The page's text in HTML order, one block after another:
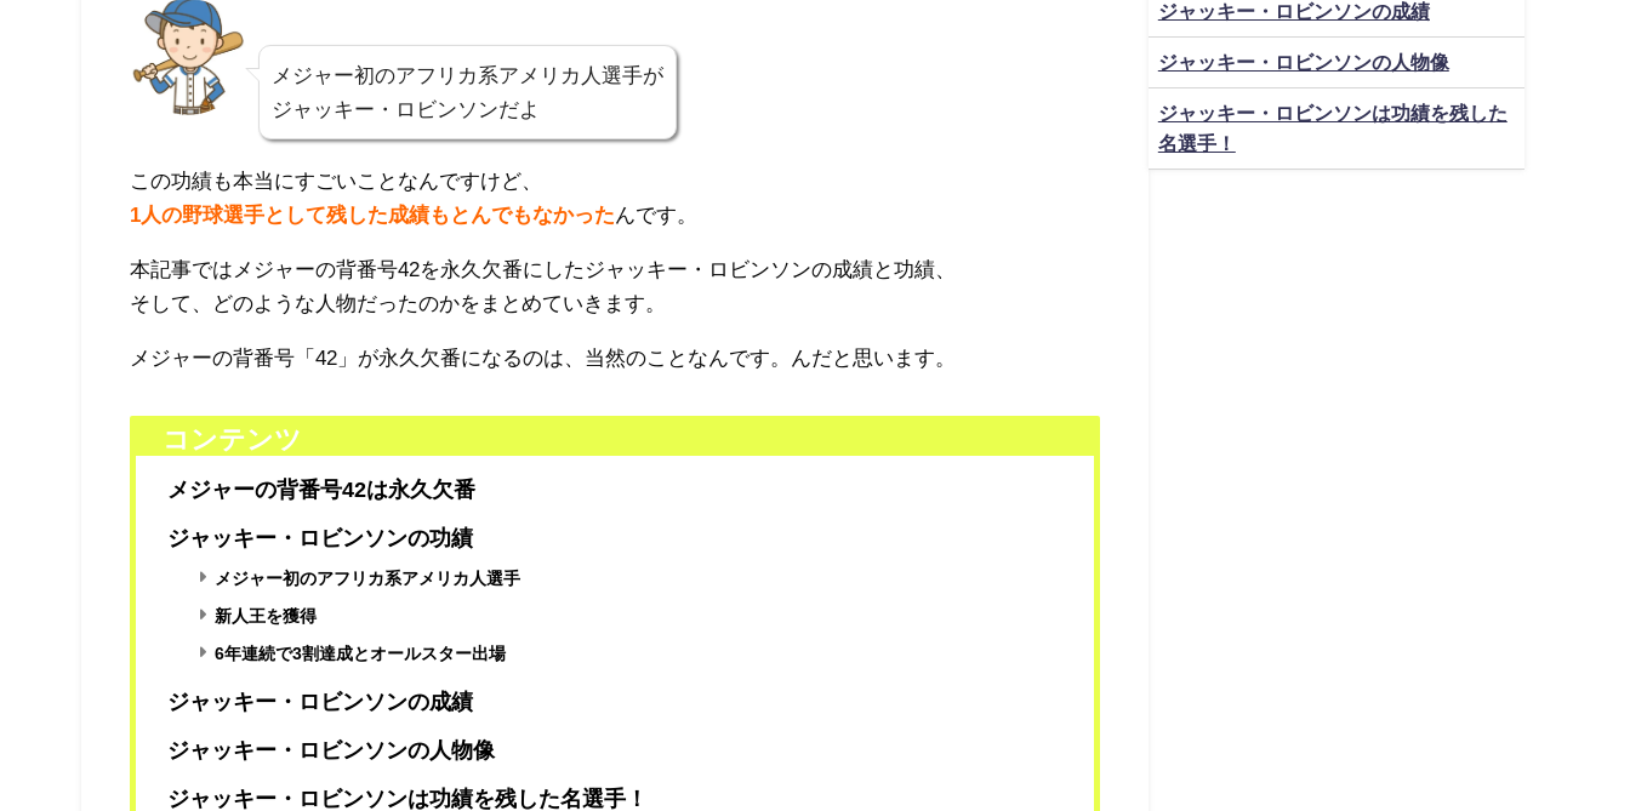
メジャー初のアフリカ系アメリカ人選手が
ジャッキー・ロビンソンだよ
この功績も本当にすごいことなんですけど、
1人の野球選手として残した成績もとんでもなかった んです。
本記事ではメジャーの背番号42を永久欠番にしたジャッキー・ロビンソンの成績と功績、
そして、どのような人物だったのかをまとめていきます。
メジャーの背番号「42」が永久欠番になるのは、当然のことなんです。んだと思います。
コンテンツ
メジャーの背番号42は永久欠番
ジャッキー・ロビンソンの功績
メジャー初のアフリカ系アメリカ人選手
新人王を獲得
6年連続で3割達成とオールスター出場
ジャッキー・ロビンソンの成績
ジャッキー・ロビンソンの人物像
ジャッキー・ロビンソンは功績を残した名選手！
ジャッキー・ロビンソンの成績
ジャッキー・ロビンソンの人物像
ジャッキー・ロビンソンは功績を残した
名選手！